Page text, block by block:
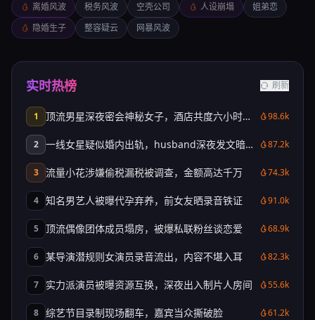
离婚风波
税务风波 空壳公司 人设崩塌
姐弟恋
隐婚生子
整容疑云 网暴风波
实时热榜 刷新
1
顶流男星深夜密会神秘女子，酒店共度六小时被
98.6k
2
一线女星疑似婚内出轨，husband深夜发文暗指
87.2k
3 流量小花涉嫌偷税漏税被调查，金额高达千万 74.3k
4 知名男艺人被曝代孕弃养，前女友晒录音铁证 91.0k
5 顶流偶像团体成员塌房，被爆私联粉丝谈恋爱 68.9k
6 某导演潜规则女演员录音流出，内容不堪入耳 82.3k
7 实力派演员被曝资源互换，深夜出入制片人房间 55.6k
8 综艺节目录制现场翻车，嘉宾当众撕破脸 61.2k